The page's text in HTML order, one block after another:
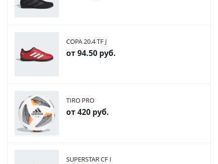
COPA 20.4 TF J
от94.50 руб.
TIRO PRO
от420 руб.
SUPERSTAR CF I